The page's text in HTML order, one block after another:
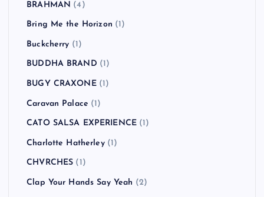
BRAHMAN (4)
Bring Me the Horizon (1)
Buckcherry (1)
BUDDHA BRAND (1)
BUGY CRAXONE(1)
Caravan Palace (1)
CATO SALSA EXPERIENCE (1)
Charlotte Hatherley(1)
CHVRCHES (1)
Clap Your Hands Say Yeah (2)